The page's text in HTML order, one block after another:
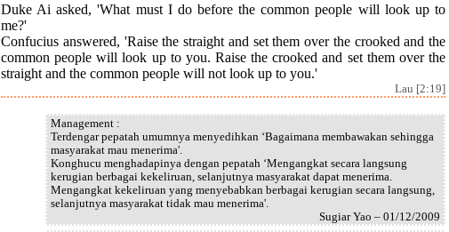
Duke Ai asked, 'What must I do before the common people will look up to
me?'
Confucius answered, 'Raise the straight and set them over the crooked and the
common people will look up to you. Raise the crooked and set them over the
straight and the common people will not look up to you.'
Lau [2:19]
Management :
Terdengar pepatah umumnya menyedihkan ‘Bagaimana membawakan sehingga
masyarakat mau menerima'.
Konghucu menghadapinya dengan pepatah ‘Mengangkat secara langsung
kerugian berbagai kekeliruan, selanjutnya masyarakat dapat menerima.
Mengangkat kekeliruan yang menyebabkan berbagai kerugian secara langsung,
selanjutnya masyarakat tidak mau menerima'.
Sugiar Yao – 01/12/2009